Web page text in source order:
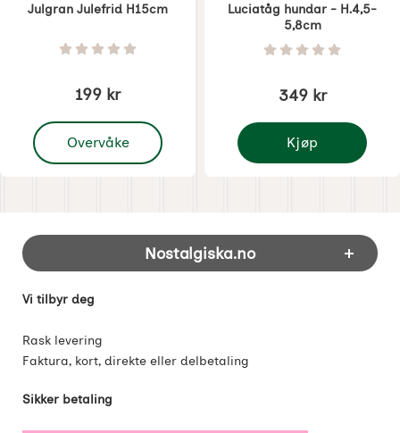
Julgran Julefrid H15cm
Varenummer 8473Vurdering: 0 Stjerne av 5
199 kr
Overvåke
, Julgran Julefrid H15cm
Luciatåg hundar - H.4,5-
5,8cm
Varenummer 8528Vurdering: 0
349 kr
Kjøp
Luciatåg hundar -
Footer-innhold Blandet informasjon og
Nostalgiska.no
Vi tilbyr deg
Rask levering
Faktura, kort, direkte eller delbetaling
Sikker betaling